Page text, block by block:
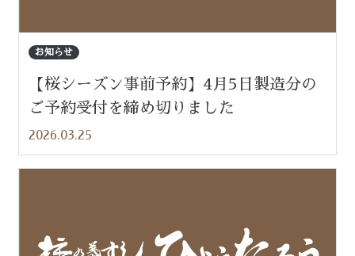
お知らせ
【桜シーズン事前予約】4月5日製造分の
ご予約受付を締め切りました
2026.03.25